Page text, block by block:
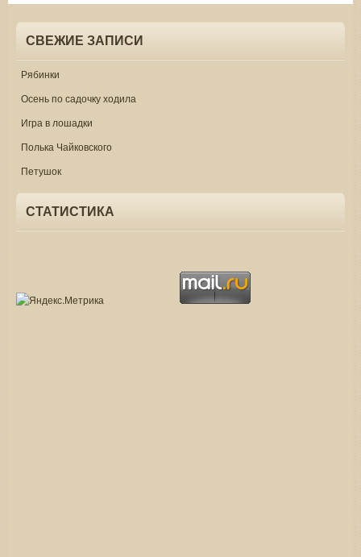
СВЕЖИЕ ЗАПИСИ
Рябинки
Осень по садочку ходила
Игра в лошадки
Полька Чайковского
Петушок
СТАТИСТИКА